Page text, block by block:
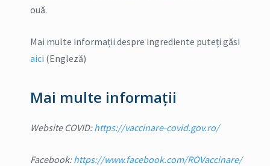
ouă.
Mai multe informații despre ingrediente puteți găsi
aici (Engleză)
Mai multe informații
Website COVID:https://vaccinare-covid.gov.ro/
Facebook:https://www.facebook.com/ROVaccinare/